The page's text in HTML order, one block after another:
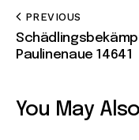
PREVIOUS
Paulinenaue 14641
You May